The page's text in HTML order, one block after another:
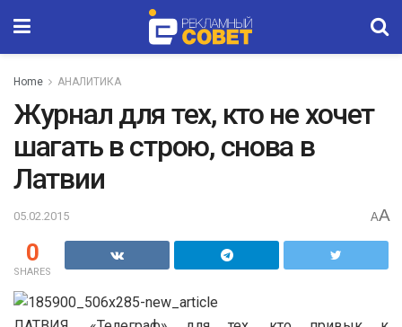
Home АНАЛИТИКА
Журнал для тех, кто не хочет
шагать в строю, снова в
Латвии
05.02.2015 AA
0
SHARES